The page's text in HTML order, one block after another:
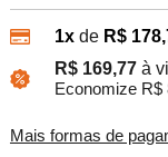
1xde R$
R$ 169,77 à
Economize R$
Mais formas de